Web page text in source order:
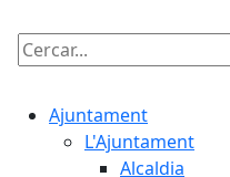
Cercar:
Ajuntament
L'Ajuntament
Alcaldia